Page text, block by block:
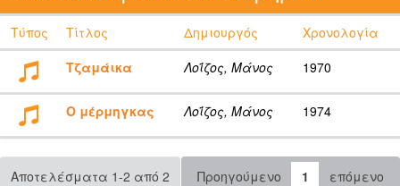
Τύπος Τίτλος Δημιουργός
Χρονολογία
Τζαμάικα
Λοΐζος, Μάνος 1970
Ο μέρμηγκας Λοΐζος, Μάνος 1974
Αποτελέσματα 1-2 από 2 Προηγούμενο 1 επόμενο